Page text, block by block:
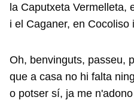
la Caputxeta Vermelleta,
i el Caganer, en Cocoliso
Oh, benvinguts, passeu,
que a casa no hi falta
o potser sí, ja me n'adono